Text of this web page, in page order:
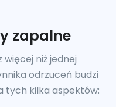
zapalne
więcej niż jednej
odrzuceń budzi
tych kilka aspektów: